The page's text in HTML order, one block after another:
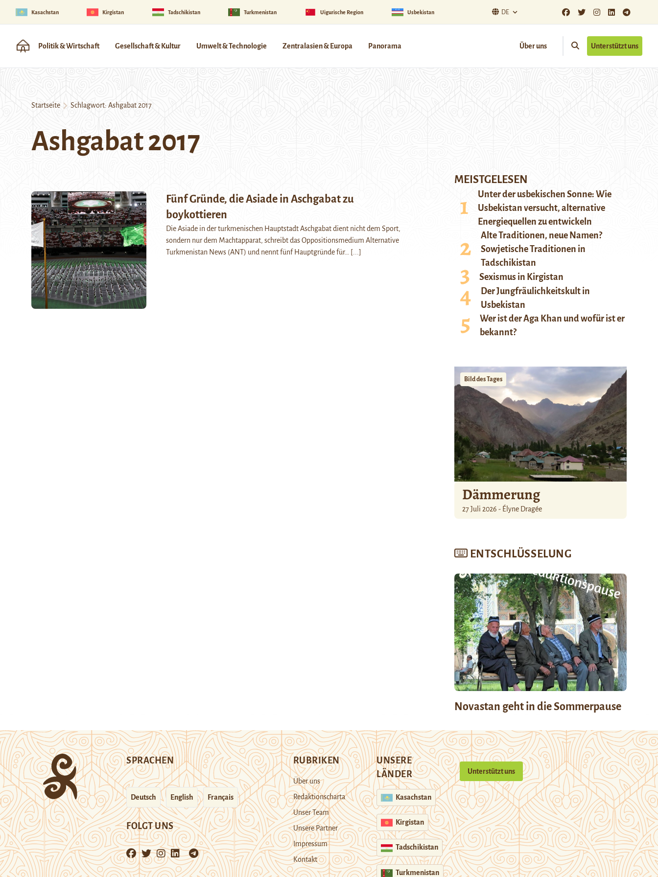
Kasachstan Kirgistan Tadschikistan Turkmenistan Uigurische Region Usbekistan DE
Politik & Wirtschaft Gesellschaft & Kultur Umwelt & Technologie Zentralasien & Europa Panorama Über uns Unterstützt uns
Startseite Schlagwort: Ashgabat 2017
Ashgabat 2017
Fünf Gründe, die Asiade in Aschgabat zu
boykottieren
Die Asiade in der turkmenischen Hauptstadt Aschgabat dient nicht dem Sport,
sondern nur dem Machtapparat, schreibt das Oppositionsmedium Alternative
Turkmenistan News (ANT) und nennt fünf Hauptgründe für…
[...]
MEISTGELESEN
Unter der usbekischen Sonne: Wie
Usbekistan versucht, alternative
Energiequellen zu entwickeln
Alte Traditionen, neue Namen?
Sowjetische Traditionen in
Tadschikistan
Sexismus in Kirgistan
Der Jungfräulichkeitskult in
Usbekistan
Wer ist der Aga Khan und wofür ist er
bekannt?
Bild des Tages
Dämmerung
27 Juli 2026 - Élyne Dragée
ENTSCHLÜSSELUNG
Novastan geht in die Sommerpause
SPRACHEN
Deutsch English Français
FOLGT UNS
RUBRIKEN
Über uns
Redaktionscharta
Unser Team
Unsere Partner
Impressum
Kontakt
UNSERE
LÄNDER
Kasachstan
Kirgistan
Tadschikistan
Turkmenistan
Unterstützt uns